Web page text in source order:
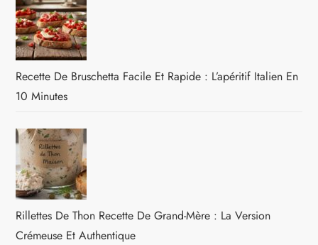
Recette De Bruschetta Facile Et Rapide : L’apéritif Italien En
10 Minutes
Rillettes De Thon Recette De Grand-Mère : La Version
Crémeuse Et Authentique